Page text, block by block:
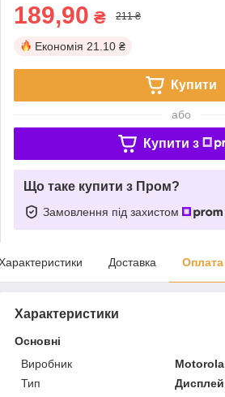
189,90 ₴ 211 ₴
Економія 21.10 ₴
Купити
або
Купити з
Що таке купити з Пром?
Замовлення під захистом
Доставка Оплата
Характеристики
Основні
Виробник
Motorola
Тип
Дисплей